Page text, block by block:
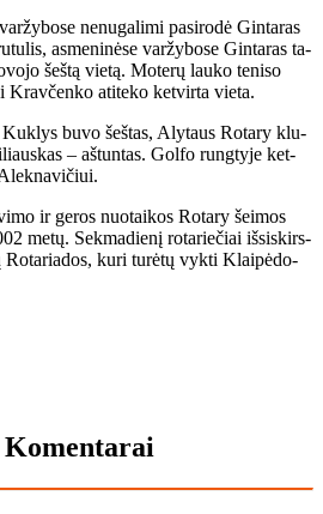
ne­nu­ga­li­mi pa­si­ro­dė Gin­ta­ras
as­me­ni­nė­se var­žy­bo­se Gin­ta­ras ta­
šeš­tą vie­tą. Mo­te­rų lau­ko te­ni­so
Krav­čen­ko ati­te­ko ket­vir­ta vie­ta.
Kuk­lys bu­vo šeš­tas, Aly­taus Ro­ta­ry klu­
– aš­tun­tas. Gol­fo rung­ty­je ket­
ir ge­ros nuo­tai­kos Ro­ta­ry šei­mos
me­tų. Sek­ma­die­nį ro­ta­rie­čiai iš­si­skirs­
Ro­ta­ria­dos, ku­ri tu­rė­tų vyk­ti Klai­pė­do­
Komentarai